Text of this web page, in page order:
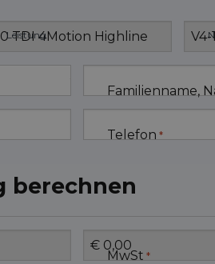
Leistung
Familienname,
Telefon *
berechnen
MwSt *